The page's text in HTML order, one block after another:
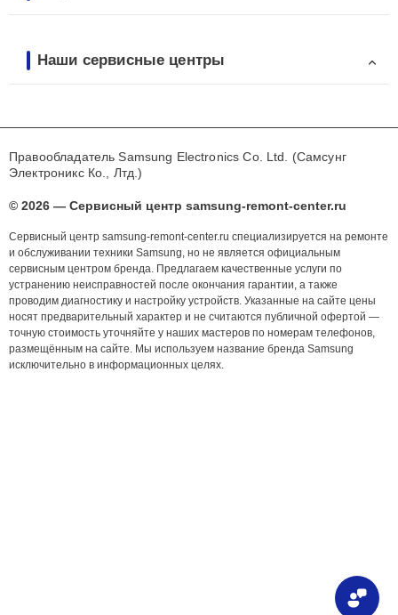
Наши сервисные центры
Правообладатель Samsung Electronics Co. Ltd. (Самсунг
Электроникс Ко., Лтд.)
© 2026 — Сервисный центр samsung-remont-center.ru
Сервисный центр samsung-remont-center.ru специализируется на ремонте
и обслуживании техники Samsung, но не является официальным
сервисным центром бренда. Предлагаем качественные услуги по
устранению неисправностей после окончания гарантии, а также
проводим диагностику и настройку устройств. Указанные на сайте цены
носят предварительный характер и не считаются публичной офертой —
точную стоимость уточняйте у наших мастеров по номерам телефонов,
размещённым на сайте. Мы используем название бренда Samsung
исключительно в информационных целях.